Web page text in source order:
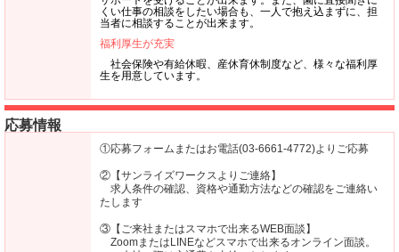
くい仕事の相談をしたい場合も、一人で抱え込まずに、担
当者に相談することが出来ます。
福利厚生が充実
社会保険や有給休暇、産休育休制度など、様々な福利厚
生を用意しています。
応募情報
①応募フォームまたはお電話(03-6661-4772)よりご応募
②【サンライズワークスよりご連絡】
求人条件の確認、資格や通勤方法などの確認をご連絡い
たします
③【ご来社またはスマホで出来るWEB面談】
ZoomまたはLINEなどスマホで出来るオンライン面談。